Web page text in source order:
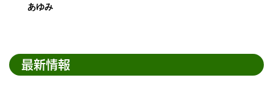
あゆみ
最新情報